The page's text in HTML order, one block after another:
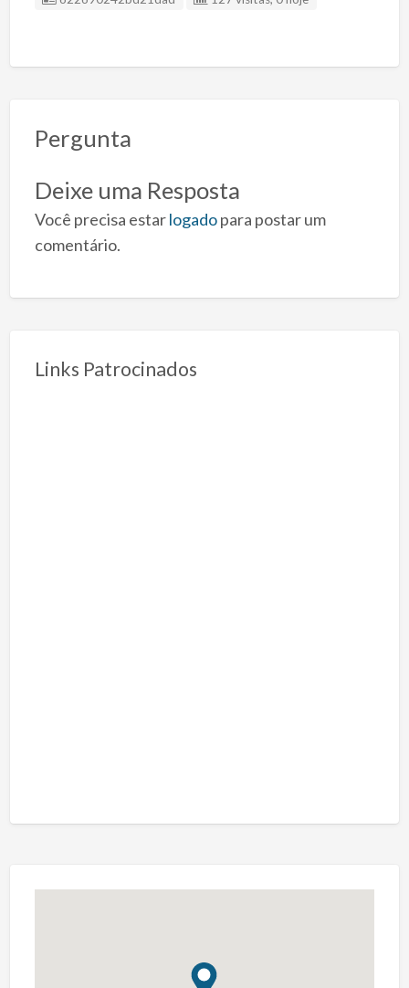
Pergunta
Deixe uma Resposta
Você precisa estarlogadopara postar um
comentário.
Links Patrocinados